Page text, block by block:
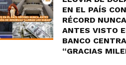
EN EL PAÍS
RÉCORD NUNCA
ANTES VISTO
BANCO
“GRACIAS